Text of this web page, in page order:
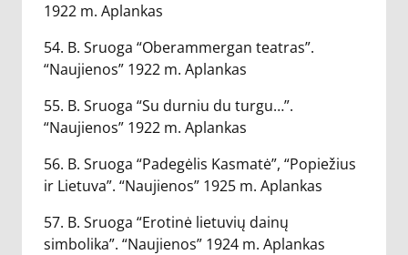
1922 m. Aplankas
54. B. Sruoga “Oberammergan teatras”.
“Naujienos” 1922 m. Aplankas
55. B. Sruoga “Su durniu du turgu…”.
“Naujienos” 1922 m. Aplankas
56. B. Sruoga “Padegėlis Kasmatė”, “Popiežius
ir Lietuva”. “Naujienos” 1925 m. Aplankas
57. B. Sruoga “Erotinė lietuvių dainų
simbolika”. “Naujienos” 1924 m. Aplankas